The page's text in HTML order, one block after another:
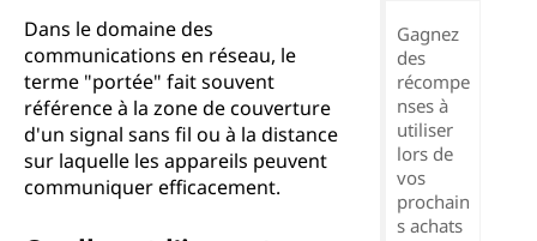
Dans le domaine des
communications en réseau, le
terme "portée" fait souvent
référence à la zone de couverture
d'un signal sans fil ou à la distance
sur laquelle les appareils peuvent
communiquer efficacement.
Gagnez
des
récompe
nses à
utiliser
lors de
vos
prochain
s achats